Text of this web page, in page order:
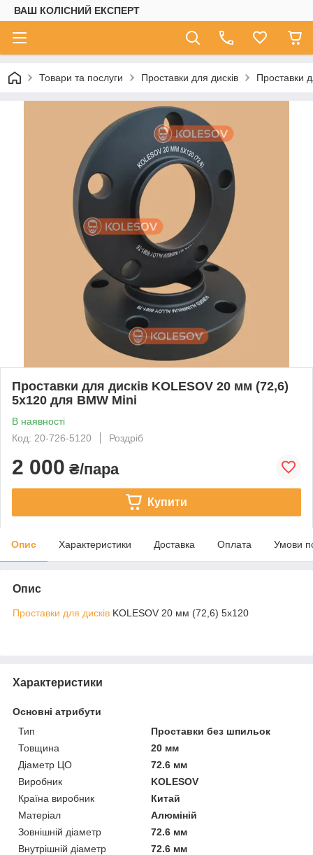
ВАШ КОЛІСНИЙ ЕКСПЕРТ
Товари та послуги Проставки для дисків Проставки
Проставки для дисків KOLESOV 20 мм (72,6)
5х120 для BMW Mini
В наявності
Код: 20-726-5120
Роздріб
2 000 ₴/пара
Купити
Опис Характеристики Доставка Оплата Умови
Опис
Проставки для дисків KOLESOV 20 мм (72,6) 5х120
Характеристики
Основні атрибути
Тип
Проставки без шпильок
Товщина
20 мм
Діаметр ЦО
72.6 мм
Виробник
KOLESOV
Країна виробник
Китай
Матеріал
Алюміній
Зовнішній діаметр
72.6 мм
Внутрішній діаметр
72.6 мм